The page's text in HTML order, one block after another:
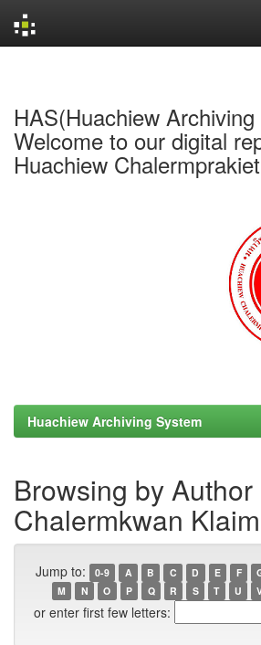
HAS(Huachiew
Welcome to our digital
Huachiew
Huachiew Archiving System
Browsing by Author
Chalermkwan
Jump to: 0-9 A B C D E F
M
N O P Q R S T U
or enter first few letters: